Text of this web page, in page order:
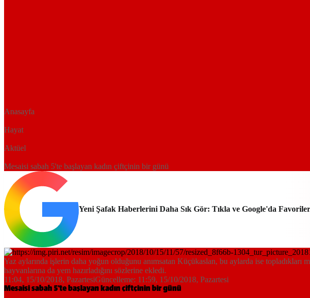
Anasayfa
Hayat
Aktüel
Mesaisi sabah 5'te başlayan kadın çiftçinin bir günü
Yeni Şafak Haberlerini Daha Sık Gör: Tıkla ve Google'da
Yaz aylarında işlerin daha yoğun olduğunu anımsatan Küçükaslan, bu aylarda ise
hayvanlarına da yem hazırladığını sözlerine ekledi.
11:04, 15/10/2018, PazartesiGüncelleme: 11:59, 15/10/2018, Pazartesi
Mesaisi sabah 5'te başlayan kadın çiftçinin bir günü